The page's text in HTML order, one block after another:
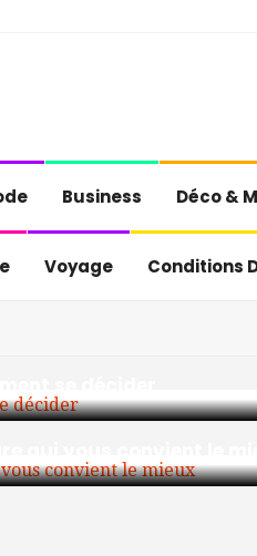
Business Déco &
Voyage Conditions